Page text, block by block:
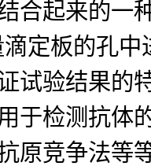
合起来的一
定板的孔
试验结果的
于检测抗体
原竞争法等